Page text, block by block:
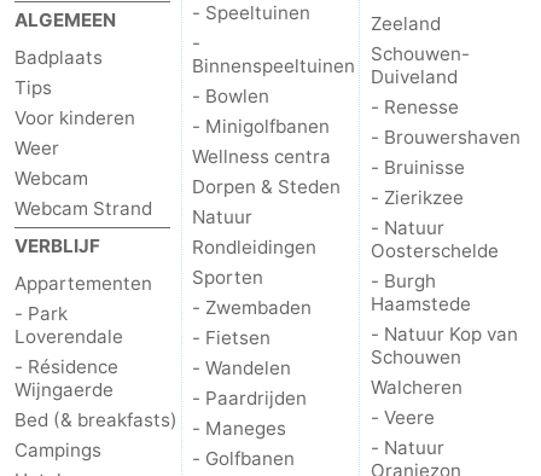
Golfbanen
Eten
en
drinken
Ringrijden
Mondriaan
Toorop
Evenementen
Praktisch
Forum
ALGEMEEN
Badplaats
Tips
Voor kinderen
Weer
Webcam
Webcam Strand
VERBLIJF
Appartementen
- Park
Loverendale
- Résidence
Wijngaerde
Bed (& breakfasts)
Campings
- Speeltuinen
-
Binnenspeeltuinen
- Bowlen
- Minigolfbanen
Wellness centra
Dorpen & Steden
Natuur
Rondleidingen
Sporten
- Zwembaden
- Fietsen
- Wandelen
- Paardrijden
- Maneges
- Golfbanen
Zeeland
Schouwen-
Duiveland
- Renesse
- Brouwershaven
- Bruinisse
- Zierikzee
- Natuur
Oosterschelde
- Burgh
Haamstede
- Natuur Kop van
Schouwen
Walcheren
- Veere
- Natuur
Oranjezon